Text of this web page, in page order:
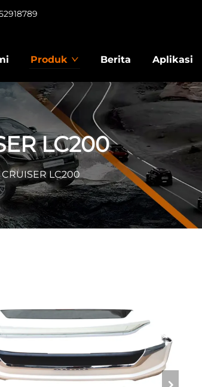
Produk Berita Aplikasi
LC200
LC200